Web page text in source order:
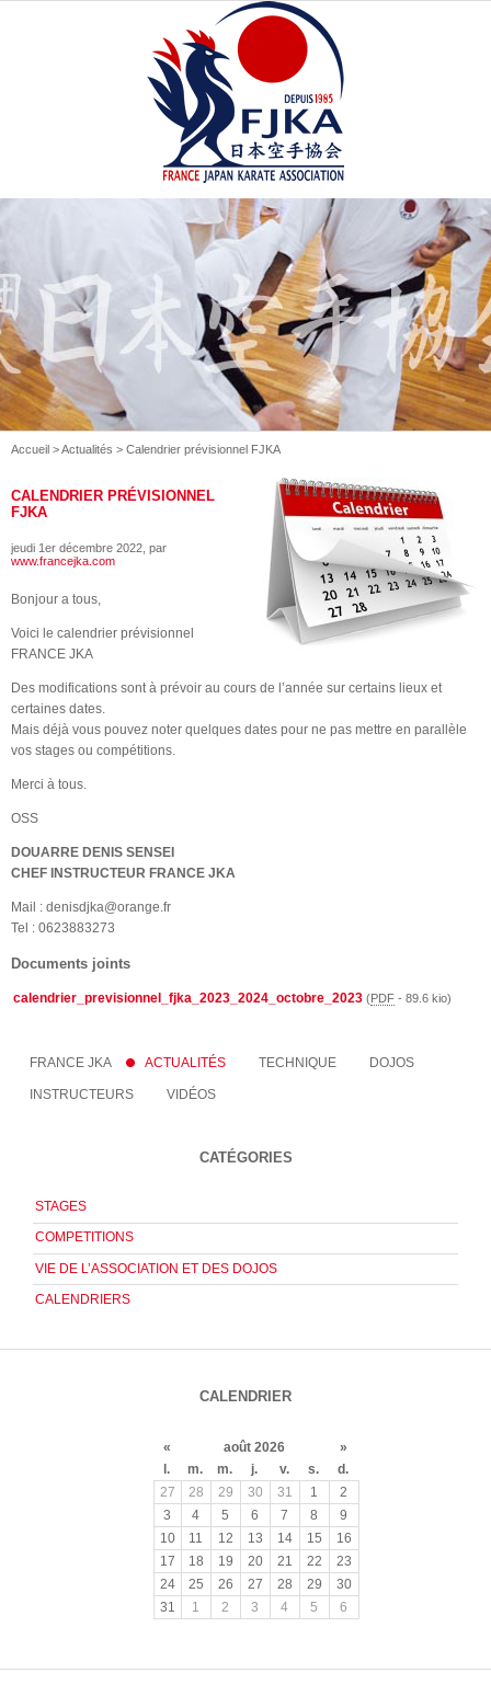
Accueil >Actualités > Calendrier prévisionnel FJKA
CALENDRIER PRÉVISIONNEL
FJKA
jeudi 1er décembre 2022 , par
www.francejka.com
Bonjour a tous,
Voici le calendrier prévisionnel
FRANCE JKA
Des modifications sont à prévoir au cours de l’année sur certains lieux et
certaines dates.
Mais déjà vous pouvez noter quelques dates pour ne pas mettre en parallèle
vos stages ou compétitions.
Merci à tous.
OSS
DOUARRE DENIS SENSEI
CHEF INSTRUCTEUR FRANCE JKA
Mail : denisdjka@orange.fr
Tel : 0623883273
Documents joints
calendrier_previsionnel_fjka_2023_2024_octobre_2023 (PDF -89.6 kio)
FRANCE JKA ACTUALITÉS TECHNIQUE DOJOS
INSTRUCTEURS VIDÉOS
CATÉGORIES
STAGES
COMPETITIONS
VIE DE L’ASSOCIATION ET DES DOJOS
CALENDRIERS
CALENDRIER
« août 2026
»
l.
m. m. j. v. s.
d.
27
28 29 30 31 1
2
3
4 5 6 7 8
9
10
11 12 13 14 15
16
17
18 19 20 21 22
23
24
25 26 27 28 29
30
31
1 2 3 4 5 6